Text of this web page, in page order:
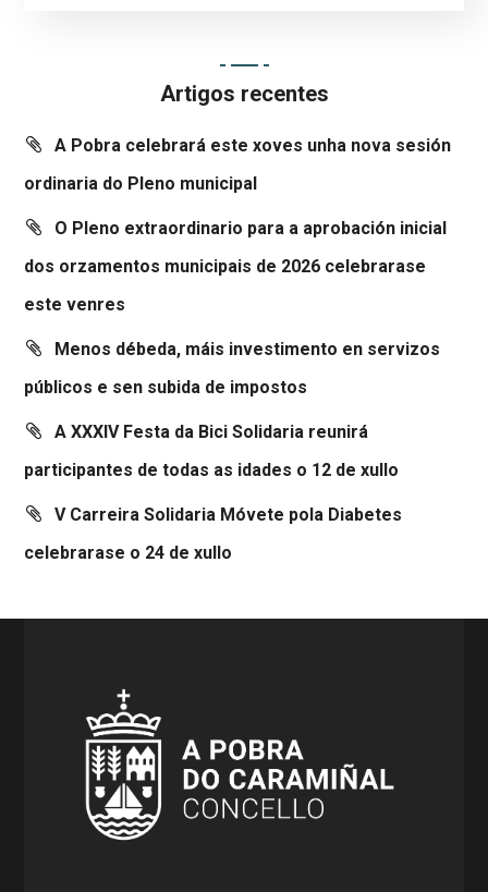
Artigos recentes
A Pobra celebrará este xoves unha nova sesión
ordinaria do Pleno municipal
O Pleno extraordinario para a aprobación inicial
dos orzamentos municipais de 2026 celebrarase
este venres
Menos débeda, máis investimento en servizos
públicos e sen subida de impostos
A XXXIV Festa da Bici Solidaria reunirá
participantes de todas as idades o 12 de xullo
V Carreira Solidaria Móvete pola Diabetes
celebrarase o 24 de xullo